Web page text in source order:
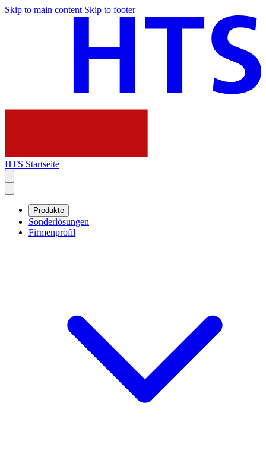
Skip to main content Skip to footer
HTS Startseite
Produkte
Sonderlösungen
Firmenprofil